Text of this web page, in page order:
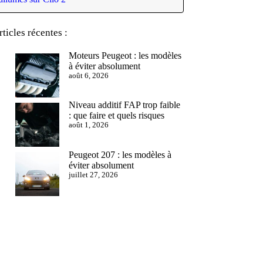
récentes :
Moteurs Peugeot : les modèles
à éviter absolument
août 6, 2026
Niveau additif FAP trop faible
: que faire et quels risques
août 1, 2026
Peugeot 207 : les modèles à
éviter absolument
juillet 27, 2026